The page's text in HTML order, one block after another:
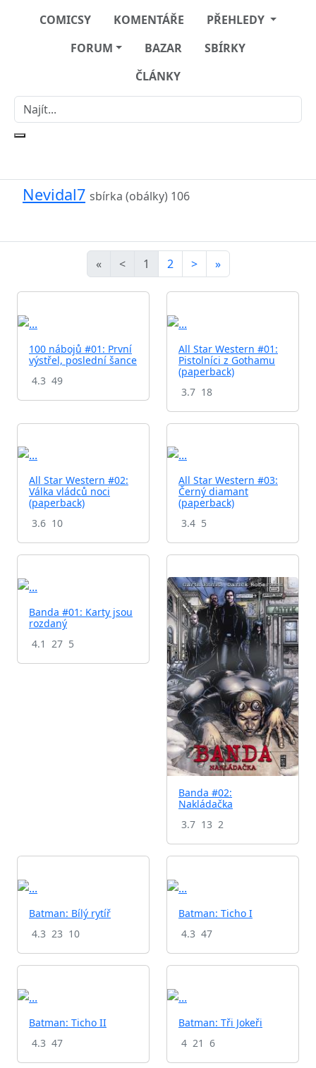
COMICSY KOMENTÁŘE
PŘEHLEDY
FORUM
BAZAR
SBÍRKY
ČLÁNKY
Nevidal7 sbírka (obálky) 106
« < 1 2 > »
100 nábojů #01: První
výstřel, poslední šance
4.3 49
All Star Western #01:
Pistolníci z Gothamu
(paperback)
3.7 18
All Star Western #02:
Válka vládců noci
(paperback)
3.6 10
All Star Western #03:
Černý diamant
(paperback)
3.4 5
Banda #01: Karty jsou
rozdaný
4.1 27 5
Banda #02:
Nakládačka
3.7 13 2
Batman: Bílý rytíř
4.3 23 10
Batman: Ticho I
4.3 47
Batman: Ticho II
4.3 47
Batman: Tři Jokeři
4 21 6